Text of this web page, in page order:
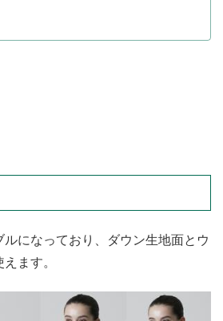
になっており、ダウン生地面とウ
ます。